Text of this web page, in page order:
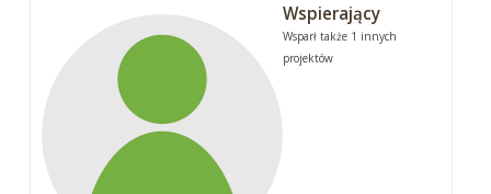
Wspierający
Wsparł także 1 innych
projektów